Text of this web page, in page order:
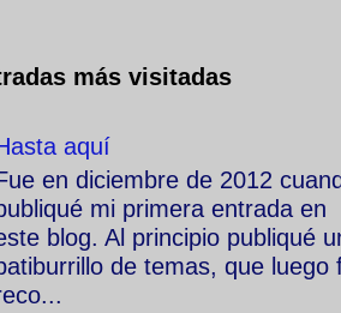
más visitadas
aquí
en diciembre de 2012
mi primera entrada en
blog. Al principio publiqué
de temas, que luego